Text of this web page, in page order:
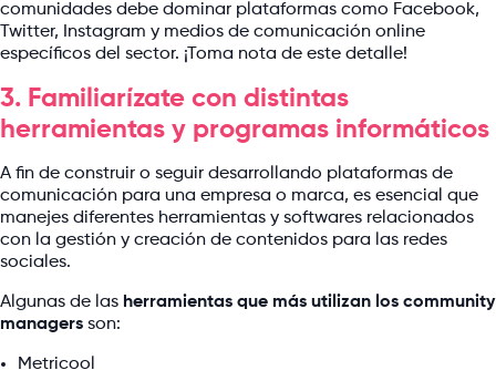
comunidades debe dominar plataformas como Facebook,
Twitter, Instagram y medios de comunicación online
específicos del sector. ¡Toma nota de este detalle!
3. Familiarízate con distintas
herramientas y programas informáticos
A fin de construir o seguir desarrollando plataformas de
comunicación para una empresa o marca, es esencial que
manejes diferentes herramientas y softwares relacionados
con la gestión y creación de contenidos para las redes
sociales.
Algunas de las herramientas que más utilizan los community
managers son:
Metricool